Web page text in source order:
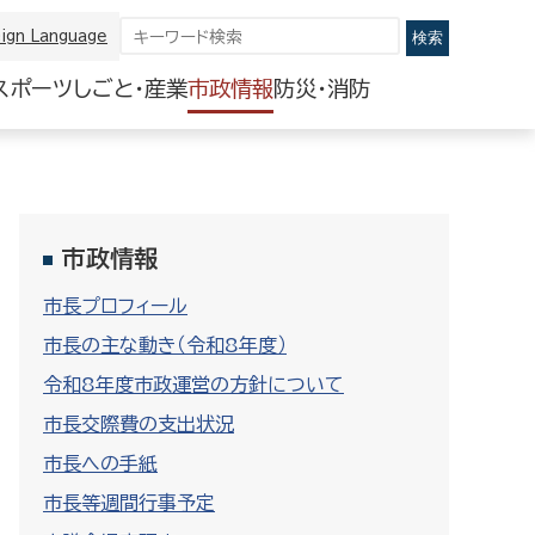
Language
ポーツしごと・産業市政情報 防災・消防
市政情報
市長プロフィール
市長の主な動き（令和8年度）
令和8年度市政運営の方針について
市長交際費の支出状況
市長への手紙
市長等週間行事予定